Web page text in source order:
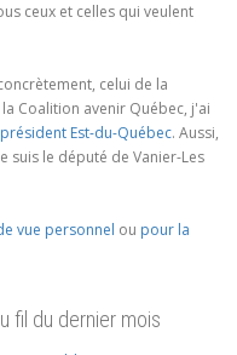
ceux et celles qui veulent
celui de la
Coalition avenir Québec, j'ai
Est-du-Québec. Aussi,
suis le député de Vanier-Les
vue personnel ou pour la
fil du dernier mois